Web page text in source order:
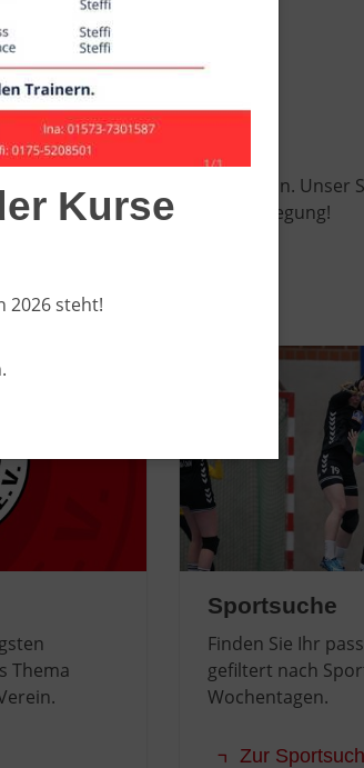
Sportvereine der Region. Unser
Wir bringen Menschen in Bewegung!
Thema
Sportsuche
Finden Sie Ihr
gefiltert nach
Wochentagen.
Zur
Kurse
2026 steht!